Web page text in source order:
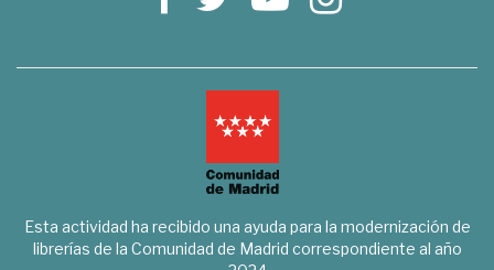
Esta actividad ha recibido una ayuda para la modernización de
librerías de la Comunidad de Madrid correspondiente al año